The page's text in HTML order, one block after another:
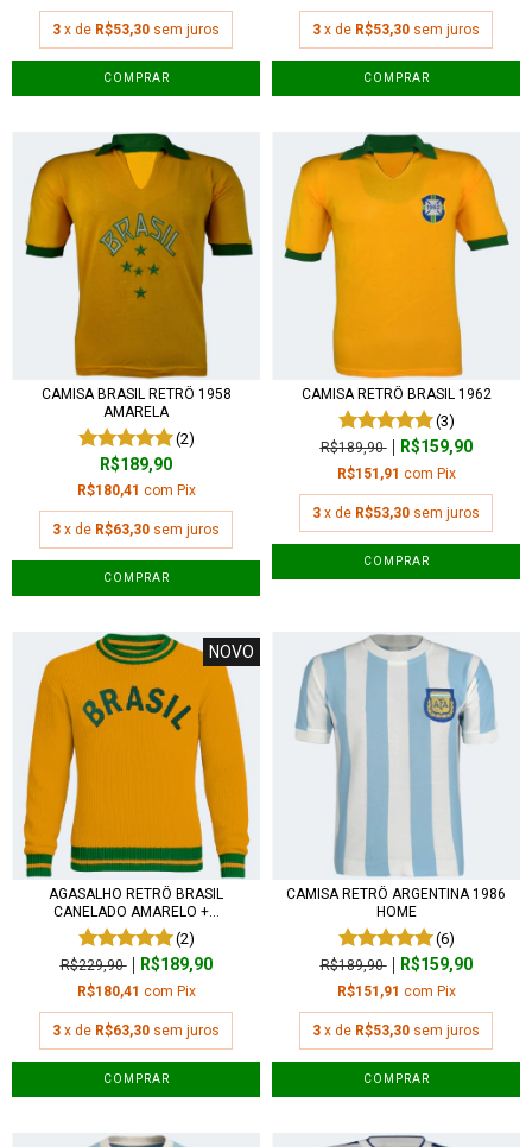
3 x de R$53,30 sem juros
COMPRAR
3 x de R$53,30 sem juros
COMPRAR
CAMISA BRASIL RETRÔ 1958
AMARELA
(2)
R$189,90
R$180,41 com Pix
3 x de R$63,30 sem juros
COMPRAR
CAMISA RETRÔ BRASIL 1962
(3)
R$189,90 R$159,90
R$151,91 com Pix
3 x de R$53,30 sem juros
COMPRAR
NOVO
AGASALHO RETRÔ BRASIL
CANELADO AMARELO +...
(2)
R$229,90 R$189,90
R$180,41 com Pix
3 x de R$63,30 sem juros
COMPRAR
CAMISA RETRÔ ARGENTINA 1986
HOME
(6)
R$189,90 R$159,90
R$151,91 com Pix
3 x de R$53,30 sem juros
COMPRAR